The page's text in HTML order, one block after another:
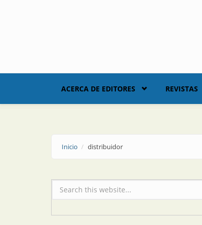
ACERCA DE EDITORES REVISTAS
Inicio distribuidor
Formulario de búsqueda